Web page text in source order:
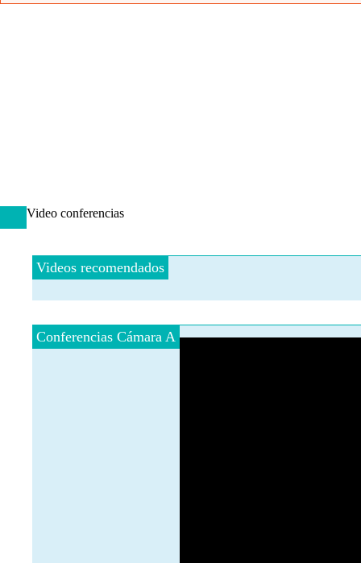
Video conferencias
Videos recomendados
Conferencias Cámara A